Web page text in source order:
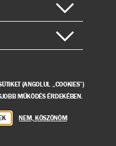
(ANGOLUL „COOKIES”)
MŰKÖDÉS ÉRDEKÉBEN.
NEM, KÖSZÖNÖM